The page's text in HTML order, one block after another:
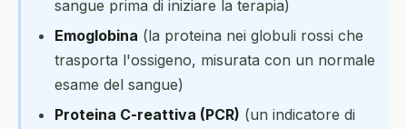
sangue prima di iniziare la terapia)
Emoglobina (la proteina nei globuli rossi che
trasporta l'ossigeno, misurata con un normale
esame del sangue)
Proteina C-reattiva (PCR) (un indicatore di